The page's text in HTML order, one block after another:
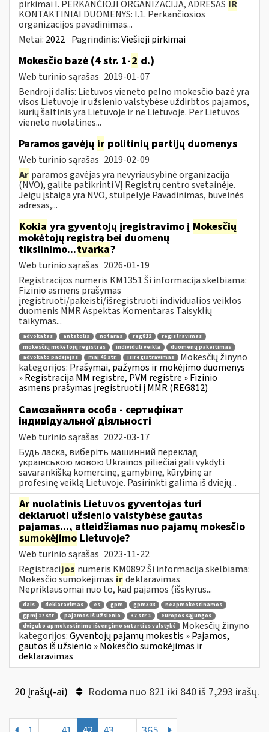
pirkimai I. PERKANČIOJI ORGANIZACIJA, ADRESAS IR
KONTAKTINIAI DUOMENYS: I.1. Perkančiosios
organizacijos pavadinimas...
Metai: 2022 Pagrindinis:Viešieji pirkimai
Mokesčio bazė (4 str. 1-2 d.)
Web turinio sąrašas 2019-01-07
Bendroji dalis: Lietuvos vieneto pelno mokesčio bazė yra
visos Lietuvoje ir užsienio valstybėse uždirbtos pajamos,
kurių šaltinis yra Lietuvoje ir ne Lietuvoje. Per Lietuvos
vieneto nuolatines...
Paramos gavėjų ir politinių partijų duomenys
Web turinio sąrašas 2019-02-09
Ar paramos gavėjas yra nevyriausybinė organizacija
(NVO), galite patikrinti VĮ Registrų centro svetainėje.
Jeigu įstaiga yra NVO, stulpelyje Pavadinimas, buveinės
adresas,...
Kokia yra gyventojų įregistravimo į Mokesčių
mokėtojų registrą bei duomenų
tikslinimo...tvarka?
Web turinio sąrašas 2026-01-19
Registracijos numeris KM1351 Ši informacija skelbiama:
Fizinio asmens prašymas
įregistruoti/pakeisti/išregistruoti individualios veiklos
duomenis MMR Aspektas Komentaras Taisyklių
taikymas...
advokatas antstolis notaras reg812
registravimas
mokesčių mokėtojų registras
individuli veikla
duomenų pakeitimas
advokato padėjėjas
maį 46 str. įsiregistravimas
Mokesčių žinyno
kategorijos: Prašymai, pažymos ir mokėjimo duomenys
» Registracija MM registre, PVM registre » Fizinio
asmens prašymas įregistruoti į MMR (REG812)
Самозайнята особа - сертифікат
індивідуальної діяльності
Web turinio sąrašas 2022-03-17
Будь ласка, виберіть машинний переклад
українською мовою Ukrainos piliečiai gali vykdyti
savarankišką komercinę, gamybinę, kūrybinę ar
profesinę veiklą Lietuvoje. Pasirinkti galima iš dviejų...
Ar nuolatinis Lietuvos gyventojas turi
deklaruoti užsienio valstybėse gautas
pajamas..., atleidžiamas nuo pajamų mokesčio
sumokėjimo Lietuvoje?
Web turinio sąrašas 2023-11-22
Registracijos numeris KM0892 Ši informacija skelbiama:
Mokesčio sumokėjimas irdeklaravimas
Nepriklausomai nuo to, kad pajamos (išskyrus...
dais deklaravimas es gpm gpm308
neapmokestinamos
gpmį 27 str
pajamos iš užsienio 37 str 1
europos sąjungos
dvigubo apmokestinimo išvengimo sutarties valstybė
Mokesčių žinyno
kategorijos:Gyventojų pajamų mokestis » Pajamos,
gautos iš užsienio » Mokesčio sumokėjimas ir
deklaravimas
20 Įrašų(-ai) Rodoma nuo 821 iki 840 iš 7,293 irašų.